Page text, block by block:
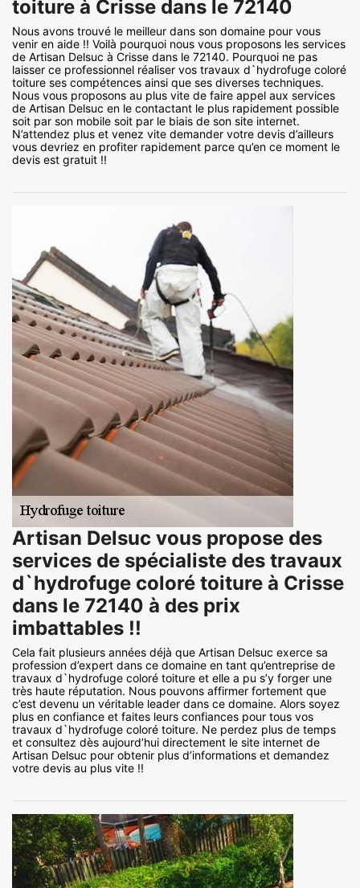
toiture à Crisse dans le 72140
Nous avons trouvé le meilleur dans son domaine pour vous
venir en aide !! Voilà pourquoi nous vous proposons les services
de Artisan Delsuc à Crisse dans le 72140. Pourquoi ne pas
laisser ce professionnel réaliser vos travaux d`hydrofuge coloré
toiture ses compétences ainsi que ses diverses techniques.
Nous vous proposons au plus vite de faire appel aux services
de Artisan Delsuc en le contactant le plus rapidement possible
soit par son mobile soit par le biais de son site internet.
N’attendez plus et venez vite demander votre devis d’ailleurs
vous devriez en profiter rapidement parce qu’en ce moment le
devis est gratuit !!
Artisan Delsuc vous propose des
services de spécialiste des travaux
d`hydrofuge coloré toiture à Crisse
dans le 72140 à des prix
imbattables !!
Cela fait plusieurs années déjà que Artisan Delsuc exerce sa
profession d’expert dans ce domaine en tant qu’entreprise de
travaux d`hydrofuge coloré toiture et elle a pu s’y forger une
très haute réputation. Nous pouvons affirmer fortement que
c’est devenu un véritable leader dans ce domaine. Alors soyez
plus en confiance et faites leurs confiances pour tous vos
travaux d`hydrofuge coloré toiture. Ne perdez plus de temps
et consultez dès aujourd’hui directement le site internet de
Artisan Delsuc pour obtenir plus d’informations et demandez
votre devis au plus vite !!